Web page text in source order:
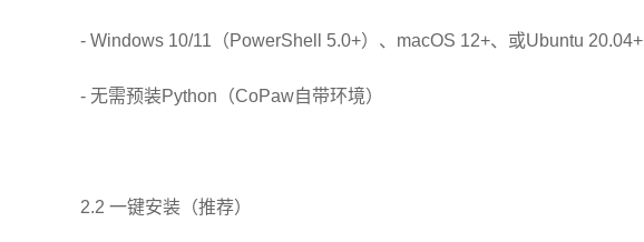
- Windows 10/11（PowerShell 5.0+）、macOS 12+、或Ubuntu 20.04+
- 无需预装Python（CoPaw自带环境）
2.2 一键安装（推荐）